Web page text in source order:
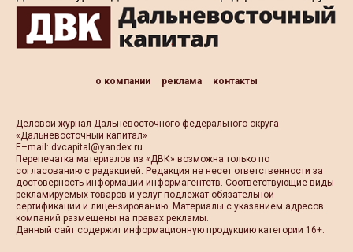
о компании реклама контакты
Деловой журнал Дальневосточного федерального округа
«Дальневосточный капитал»
Е–mail: dvcapital@yandex.ru
Перепечатка материалов из «ДВК» возможна только по
согласованию с редакцией. Редакция не несет ответственности за
достоверность информации информагентств. Соответствующие виды
рекламируемых товаров и услуг подлежат обязательной
сертификации и лицензированию. Материалы с указанием адресов
компаний размещены на правах рекламы.
Данный сайт содержит информационную продукцию категории 16+.